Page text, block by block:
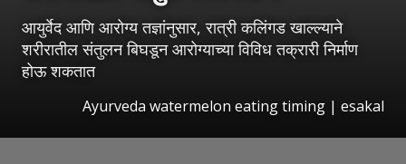
आयुर्वेद आणि आरोग्य तज्ञांनुसार, रात्री कलिंगड खाल्ल्याने
शरीरातील संतुलन बिघडून आरोग्याच्या विविध तक्रारी निर्माण
होऊ शकतात
Ayurveda watermelon eating timing | esakal